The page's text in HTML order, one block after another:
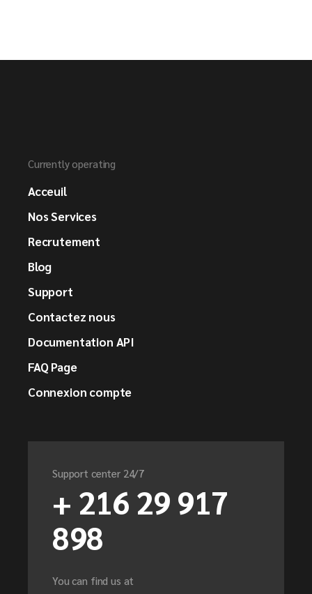
Currently operating
Acceuil
Nos Services
Recrutement
Blog
Support
Contactez nous
Documentation API
FAQ Page
Connexion compte
Support center 24/7
+ 216 29 917
898
You can find us at